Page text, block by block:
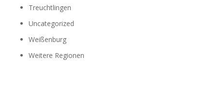
Treuchtlingen
Uncategorized
Weißenburg
Weitere Regionen